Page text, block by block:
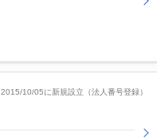
2015/10/05に新規設立（法人番号登録）